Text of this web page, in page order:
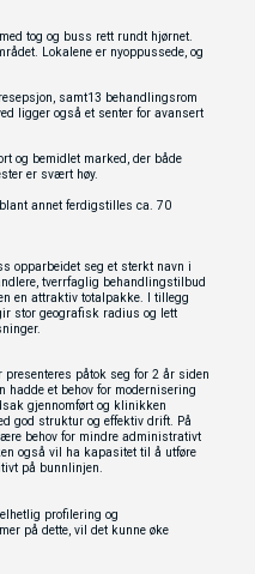
tog og buss rett rundt hjørnet.
Lokalene er nyoppussede, og
samt13 behandlingsrom
ligger også et senter for avansert
og bemidlet marked, der både
er svært høy.
annet ferdigstilles ca. 70
opparbeidet seg et sterkt navn i
tverrfaglig behandlingstilbud
en attraktiv totalpakke. I tillegg
stor geografisk radius og lett
presenteres påtok seg for 2 år siden
hadde et behov for modernisering
gjennomført og klinikken
god struktur og effektiv drift. På
behov for mindre administrativt
også vil ha kapasitet til å utføre
på bunnlinjen.
profilering og
på dette, vil det kunne øke